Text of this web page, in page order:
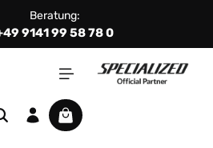
Beratung:
9141 99 58 78 0
Warenkorb enthält 0